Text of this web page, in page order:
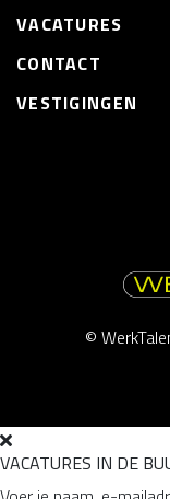
VACATURES
CONTACT
VESTIGINGEN
©
VACATURES IN DE